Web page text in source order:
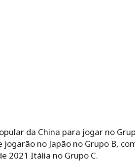
da China para jogar no
no Japão no Grupo B,
2021 Itália no Grupo C.